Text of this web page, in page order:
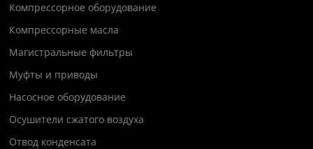
Компрессорное оборудование
Компрессорные масла
Магистральные фильтры
Муфты и приводы
Насосное оборудование
Осушители сжатого воздуха
Отвод конденсата